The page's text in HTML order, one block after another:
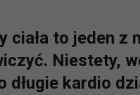
ciała to jeden
Niestety,
długie kardio